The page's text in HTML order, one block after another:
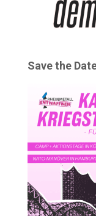
Save the